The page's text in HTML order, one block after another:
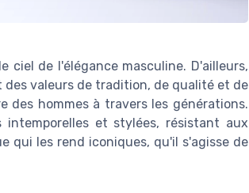
ciel de l'élégance masculine. D'ailleurs,
des valeurs de tradition, de qualité et de
hommes à travers les générations.
et stylées, résistant aux
qui les rend iconiques, qu'il s'agisse de